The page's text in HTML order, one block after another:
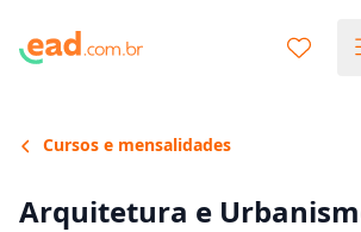
Cursos e mensalidades
Arquitetura e